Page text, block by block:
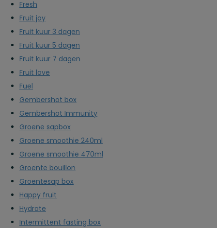
Fresh
Fruit joy
Fruit kuur 3 dagen
Fruit kuur 5 dagen
Fruit kuur 7 dagen
Fruit love
Fuel
Gembershot box
Gembershot Immunity
Groene sapbox
Groene smoothie 240ml
Groene smoothie 470ml
Groente bouillon
Groentesap box
Happy fruit
Hydrate
Intermittent fasting box